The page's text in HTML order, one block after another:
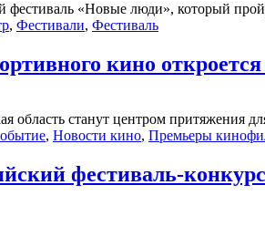
фестиваль «Новые люди», который
, Фестивали, Фестиваль
кино
область станут центром притяжения
, Новости кино, Премьеры
фестиваль-